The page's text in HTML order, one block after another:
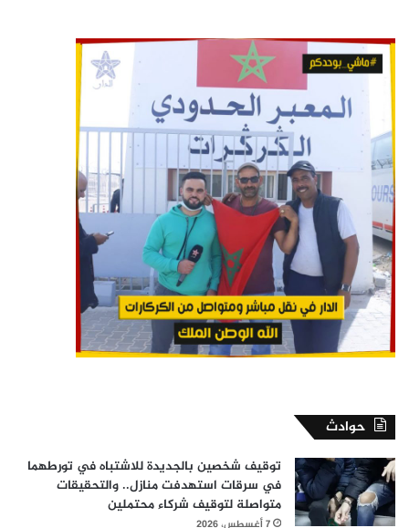
حوادث
توقيف شخصين بالجديدة للاشتباه في تورطهما
في سرقات استهدفت منازل.. والتحقيقات
متواصلة لتوقيف شركاء محتملين
7 أغسطس، 2026